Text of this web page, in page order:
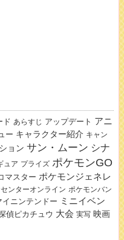
ド あらすじ アップデート アニ
ー キャラクター紹介 キャン
ョン サン・ムーン シナ
ュア プライズ ポケモンGO
マスター ポケモンジェネレ
ンターオンライン ポケモンバン
イニンテンドー ミニイベン
偵ピカチュウ 大会 実写 映画